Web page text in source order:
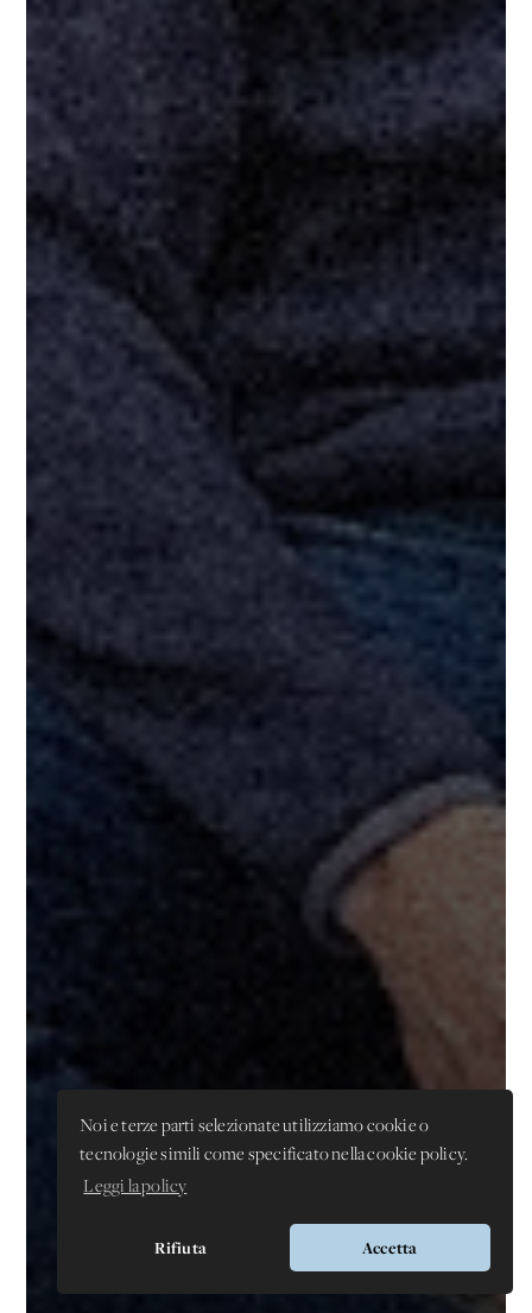
Noi e terze parti selezionate utilizziamo cookie o
tecnologie simili come specificato nella cookie policy.
Leggi la policy
Rifiuta Accetta